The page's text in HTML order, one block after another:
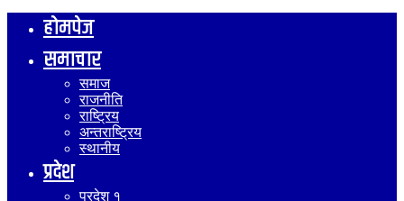
होमपेज
समाचार
समाज
राजनीति
राष्ट्रिय
अन्तराष्ट्रिय
स्थानीय
प्रदेश
प्रदेश १